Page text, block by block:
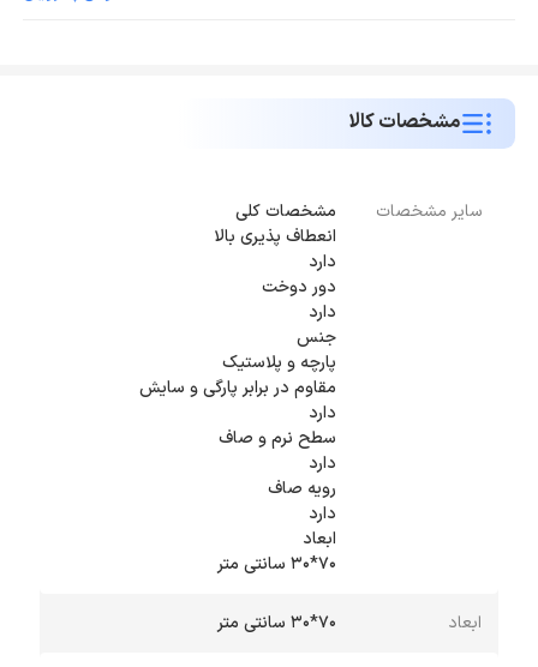
مشخصات کالا
سایر مشخصات
مشخصات کلی
دور دوخت
جنس
پارچه و پلاستیک
مقاوم در برابر پارگی و سایش
سطح نرم و صاف
رویه صاف
70*30 سانتی متر
ابعاد 70*30 سانتی متر